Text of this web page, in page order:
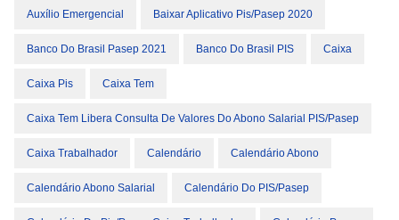
Auxílio Emergencial Baixar Aplicativo Pis/pasep 2020
Banco Do Brasil Pasep 2021 Banco Do Brasil PIS Caixa
Caixa Pis Caixa Tem
Caixa Tem Libera Consulta De Valores Do Abono Salarial PIS/Pasep
Caixa Trabalhador Calendário Calendário Abono
Calendário Abono Salarial Calendário Do PIS/Pasep